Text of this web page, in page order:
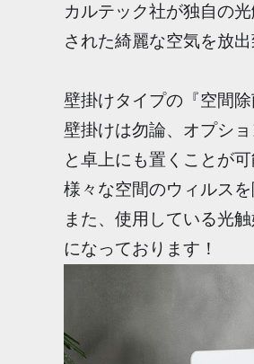
カルテック社が独自の
された綺麗な空気を放出
壁掛けタイプの『空間除
壁掛けは勿論、オプシ
と卓上にも置くことが
様々な空間のウィルス
また、使用している光
になっております！